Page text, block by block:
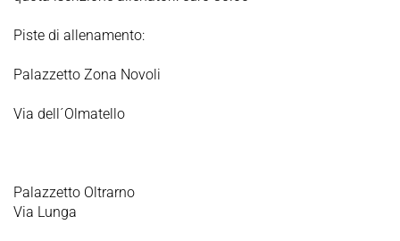
Piste di allenamento:
Palazzetto Zona Novoli
Via dell´Olmatello
Palazzetto Oltrarno
Via Lunga